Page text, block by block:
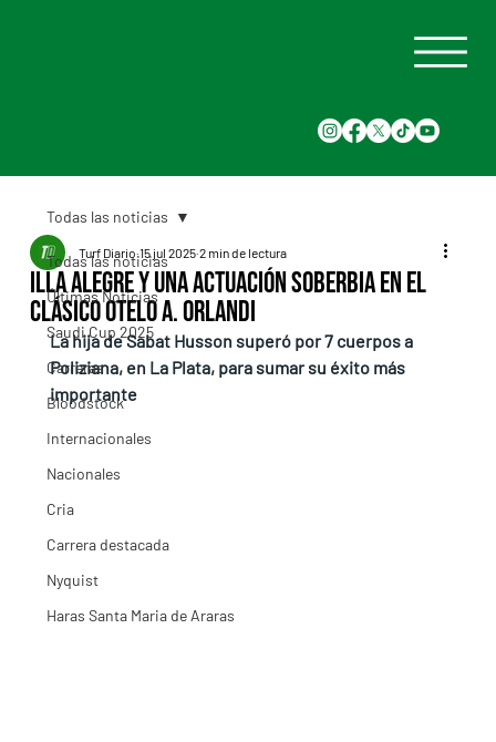
Todas las noticias
Últimas Noticias
Saudi Cup 2025
Carreras
Bloodstock
Internacionales
Nacionales
Cria
Carrera destacada
Nyquist
Haras Santa Maria de Araras
Todas las noticias
Illa Alegre y una actuación soberbia en el
Clásico Otelo A. Orlandi
Turf Diario 15 jul 2025 2 min de lectura
La hija de Sabat Husson superó por 7 cuerpos a
Poliziana, en La Plata, para sumar su éxito más
importante